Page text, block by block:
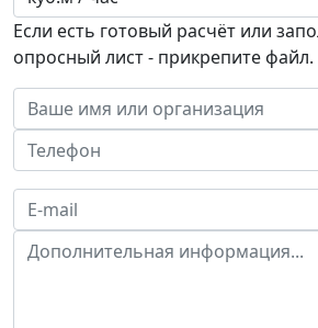
Если есть готовый расчёт или
опросный лист - прикрепите файл.